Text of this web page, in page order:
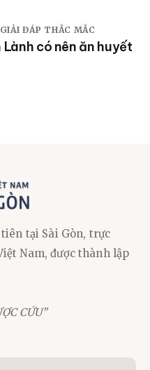
GIẢI ĐÁP THẮC MẮC
Lành có nên ăn huyết
tại Sài Gòn, trực
Nam, được thành lập
CỨU”